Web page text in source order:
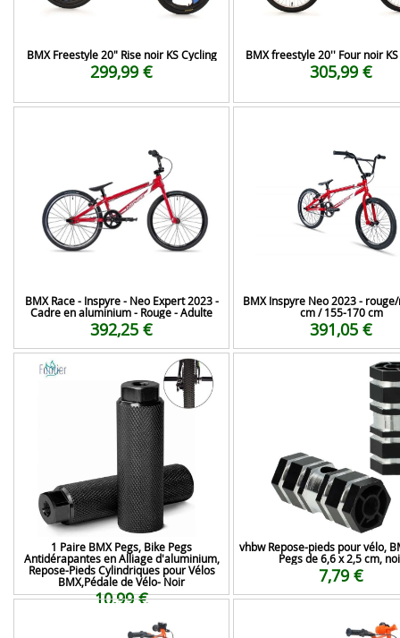
BMX Freestyle 20" Rise noir KS Cycling
299,99 €
BMX freestyle 20'' Four noir
305,99 €
BMX Race - Inspyre - Neo Expert 2023 -
Cadre en aluminium - Rouge - Adulte
392,25 €
BMX Inspyre Neo 2023 -
cm / 155-170 cm
391,05 €
1 Paire BMX Pegs, Bike Pegs
Antidérapantes en Alliage d'aluminium,
Repose-Pieds Cylindriques pour Vélos
BMX,Pédale de Vélo- Noir
10,99 €
vhbw Repose-pieds pour vélo,
Pegs de 6,6 x 2,5 cm,
7,79 €